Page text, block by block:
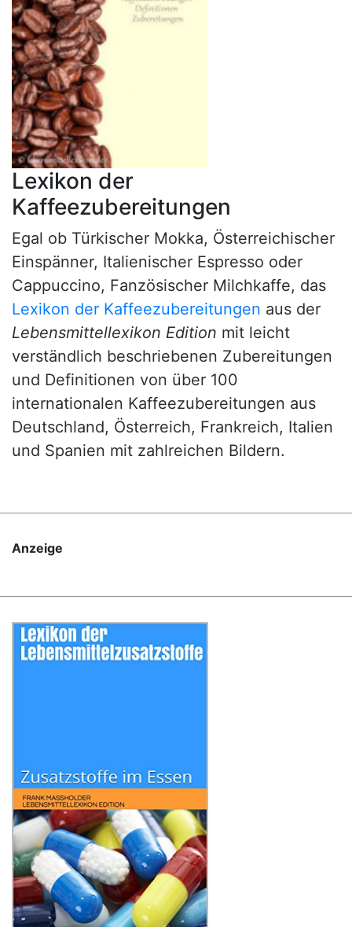
Lexikon der
Kaffeezubereitungen
Egal ob Türkischer Mokka, Österreichischer
Einspänner, Italienischer Espresso oder
Cappuccino, Fanzösischer Milchkaffe, das
Lexikon der Kaffeezubereitungen aus der
Lebensmittellexikon Edition mit leicht
verständlich beschriebenen Zubereitungen
und Definitionen von über 100
internationalen Kaffeezubereitungen aus
Deutschland, Österreich, Frankreich, Italien
und Spanien mit zahlreichen Bildern.
Anzeige